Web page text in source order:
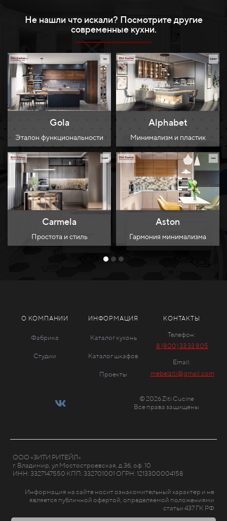
Не нашли что искали? Посмотрите другие
современные кухни.
Gola
Эталон функциональности
Alphabet
Минимализм и пластик
Carmela
Простота и стиль
Aston
Гармония минимализма
О КОМПАНИИ
Фабрика
Студии
ИНФОРМАЦИЯ
Каталог кухонь
Каталог шкафов
Проекты
КОНТАКТЫ
Телефон:
8 (800) 33 33 805
Email:
mebelziti@gmail.com
© 2026 Ziti Cucine
Все права защищены
ООО «ЗИТИ РИТЕЙЛ»
г. Владимир, ул Мостостроевская, д.3б, оф. 10
ИНН: 3327147550 КПП: 332701001 ОГРН: 1213300004158
Информация на сайте носит ознакомительный характер и не
является публичной офертой, определяемой положениями
статьи 437 ГК РФ